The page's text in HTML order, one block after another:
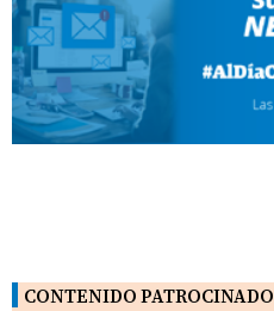
CONTENIDO PATROCINADO